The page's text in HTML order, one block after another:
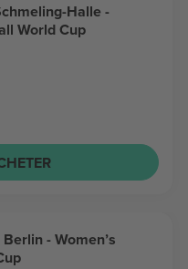
Halle -
World Cup
- Women’s